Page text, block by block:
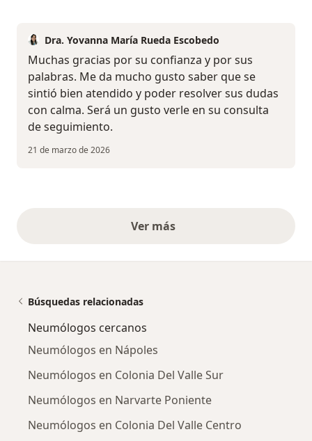
Dra. Yovanna María Rueda Escobedo
Muchas gracias por su confianza y por sus
palabras. Me da mucho gusto saber que se
sintió bien atendido y poder resolver sus dudas
con calma. Será un gusto verle en su consulta
de seguimiento.
21 de marzo de 2026
Ver másopiniones anteriores
Búsquedas relacionadas
Neumólogos cercanos
Neumólogos en Nápoles
Neumólogos en Colonia Del Valle Sur
Neumólogos en Narvarte Poniente
Neumólogos en Colonia Del Valle Centro